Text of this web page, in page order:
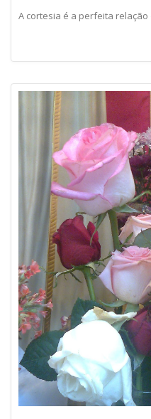
A cortesia é a perfeita relação